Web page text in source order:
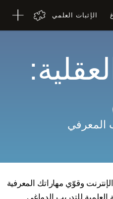
الإثبات العلمي
المعرفي
وقوّي مهاراتك المعرفية